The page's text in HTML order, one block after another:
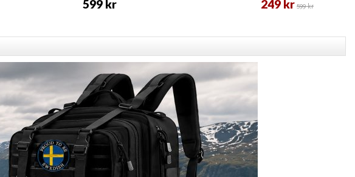
599 kr 249 kr599 kr